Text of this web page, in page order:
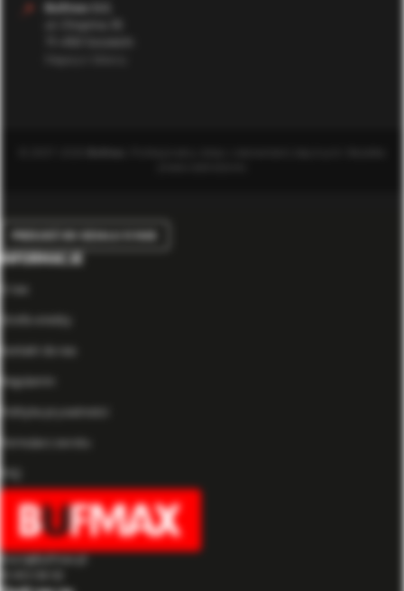
📍
Bufmax S.C.
PRZEJDŹ DO DZIAŁU O NAS
INFORMACJE
O nas
Strefa wiedzy
Kontakt do nas
Regulamin
Polityka prywatności
Formularz zwrotu
biuro@bufmax.pl